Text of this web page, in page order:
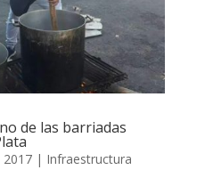
de las barriadas
2017| Infraestructura